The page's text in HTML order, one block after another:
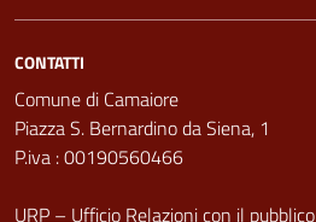
CONTATTI
Comune di Camaiore
Piazza S. Bernardino da Siena, 1
P.iva : 00190560466
URP – Ufficio Relazioni con il pubblico